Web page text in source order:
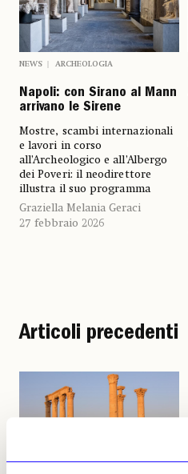
NEWS ARCHEOLOGIA
Napoli: con Sirano al Mann
arrivano le Sirene
Mostre, scambi internazionali
e lavori in corso
all’Archeologico e all’Albergo
dei Poveri: il neodirettore
illustra il suo programma
Graziella Melania Geraci
27 febbraio 2026
Articoli precedenti